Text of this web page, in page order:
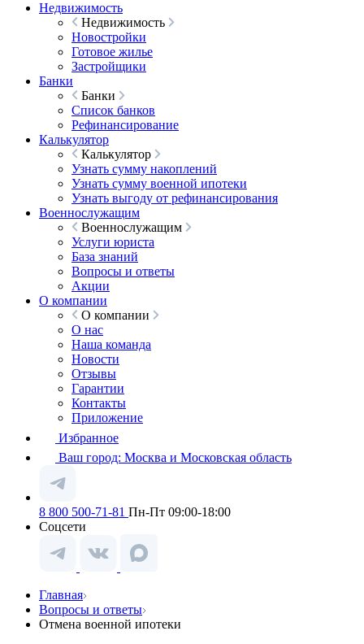
Недвижимость
Недвижимость
Новостройки
Готовое жилье
Застройщики
Банки
Банки
Список банков
Рефинансирование
Калькулятор
Калькулятор
Узнать сумму накоплений
Узнать сумму военной ипотеки
Узнать выгоду от рефинансирования
Военнослужащим
Военнослужащим
Услуги юриста
База знаний
Вопросы и ответы
Акции
О компании
О компании
О нас
Наша команда
Новости
Отзывы
Гарантии
Контакты
Приложение
Избранное
Ваш город: Москва и Московская область
8 800 500-71-81 Пн-Пт 09:00-18:00
Соцсети
Главная
Вопросы и ответы
Отмена военной ипотеки